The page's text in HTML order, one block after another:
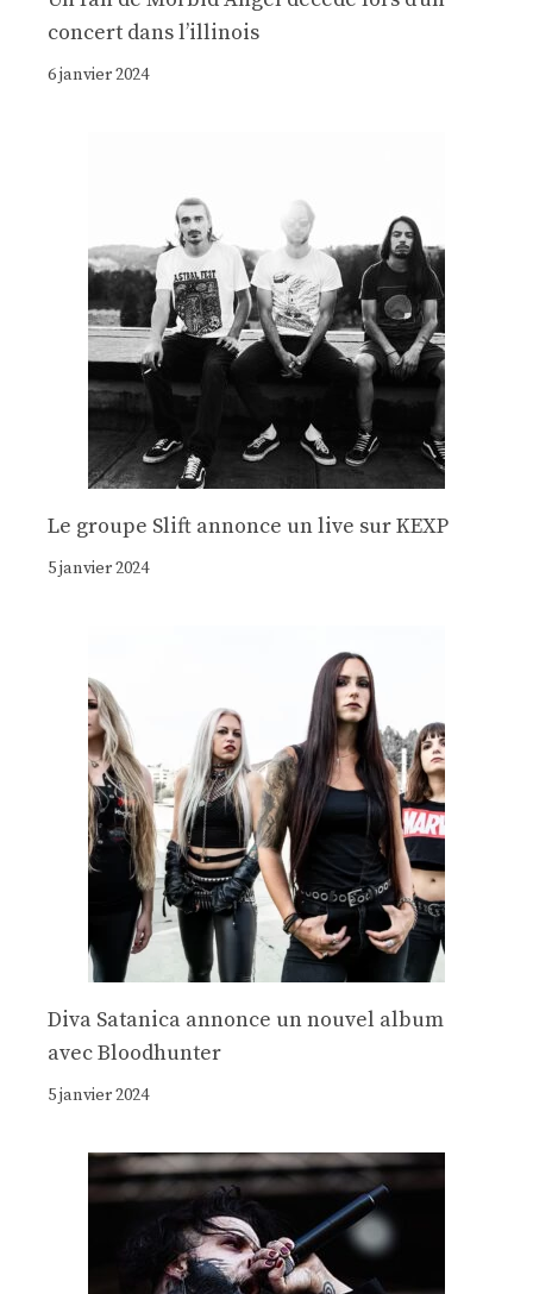
concert dans l’illinois
6 janvier 2024
Le groupe Slift annonce un live sur KEXP
5 janvier 2024
Diva Satanica annonce un nouvel album
avec Bloodhunter
5 janvier 2024